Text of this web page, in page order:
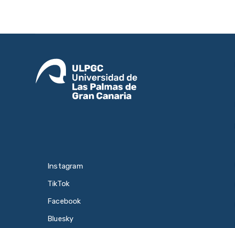
Instagram
TikTok
Facebook
Bluesky